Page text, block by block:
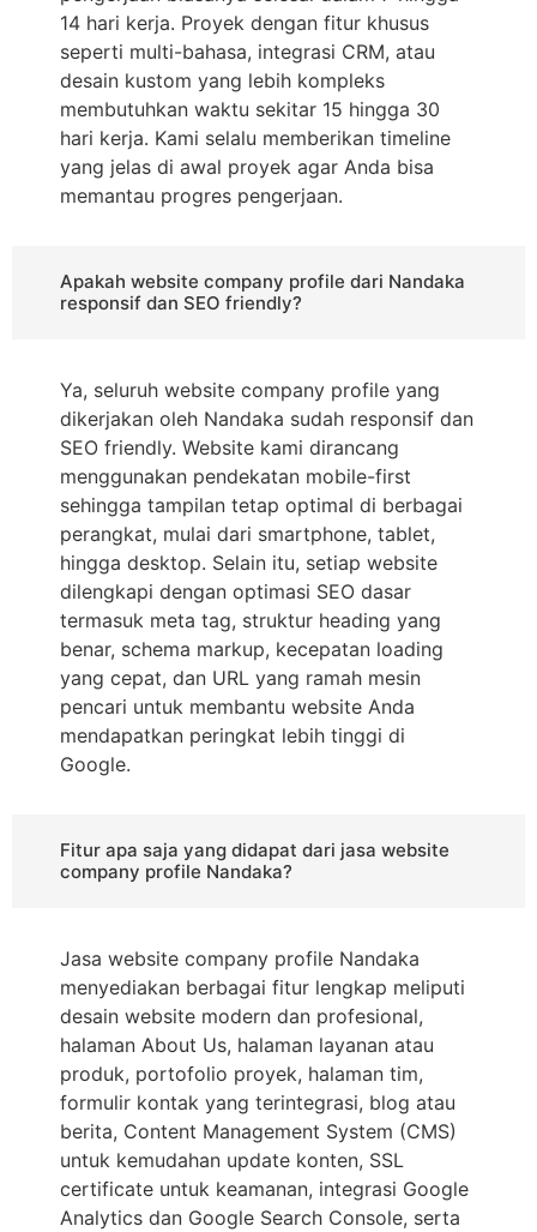
14 hari kerja. Proyek dengan fitur khusus
seperti multi-bahasa, integrasi CRM, atau
desain kustom yang lebih kompleks
membutuhkan waktu sekitar 15 hingga 30
hari kerja. Kami selalu memberikan timeline
yang jelas di awal proyek agar Anda bisa
memantau progres pengerjaan.
Apakah website company profile dari Nandaka
responsif dan SEO friendly?
Ya, seluruh website company profile yang
dikerjakan oleh Nandaka sudah responsif dan
SEO friendly. Website kami dirancang
menggunakan pendekatan mobile-first
sehingga tampilan tetap optimal di berbagai
perangkat, mulai dari smartphone, tablet,
hingga desktop. Selain itu, setiap website
dilengkapi dengan optimasi SEO dasar
termasuk meta tag, struktur heading yang
benar, schema markup, kecepatan loading
yang cepat, dan URL yang ramah mesin
pencari untuk membantu website Anda
mendapatkan peringkat lebih tinggi di
Google.
Fitur apa saja yang didapat dari jasa website
company profile Nandaka?
Jasa website company profile Nandaka
menyediakan berbagai fitur lengkap meliputi
desain website modern dan profesional,
halaman About Us, halaman layanan atau
produk, portofolio proyek, halaman tim,
formulir kontak yang terintegrasi, blog atau
berita, Content Management System (CMS)
untuk kemudahan update konten, SSL
certificate untuk keamanan, integrasi Google
Analytics dan Google Search Console, serta